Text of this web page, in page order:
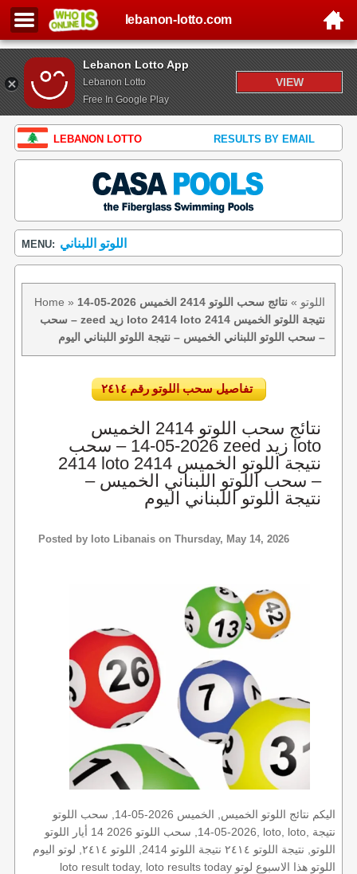
Lebanon Lotto App
Lebanon Lotto
Free In Google Play
VIEW
lebanon-lotto.com
LEBANON LOTTO RESULTS BY EMAIL
MENU: اللوتو اللبناني
Home » اللوتو »
نتائج سحب اللوتو 2414 الخميس 2026-05-14
– سحب zeed زيد loto 2414 loto 2414 نتيجة اللوتو الخميس
– سحب اللوتو اللبناني الخميس – نتيجة اللوتو اللبناني اليوم
تفاصيل سحب اللوتو رقم ٢٤١٤
نتائج سحب اللوتو 2414 الخميس
2026-05-14 – سحب zeed زيد loto
2414 loto 2414 نتيجة اللوتو الخميس
– سحب اللوتو اللبناني الخميس –
نتيجة اللوتو اللبناني اليوم
Posted by loto Libanaison Thursday, May 14, 2026
اليكم نتائج اللوتو الخميس, الخميس 2026-05-14, سحب اللوتو
2026-05-14, سحب اللوتو 2026 14 أيار اللوتو, loto, loto, نتيجة
اللوتو, نتيجة اللوتو ٢٤١٤ نتيجة اللوتو 2414, اللوتو ٢٤١٤, لوتو اليوم
loto result today, loto results today اللوتو هذا الاسبوع لوتو